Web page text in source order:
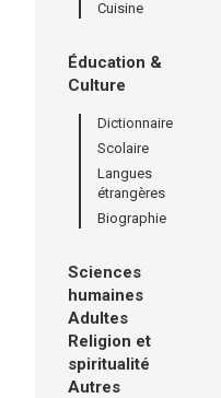
Cuisine
Éducation &
Culture
Dictionnaire
Scolaire
Langues
étrangères
Biographie
Sciences
humaines
Adultes
Religion et
spiritualité
Autres